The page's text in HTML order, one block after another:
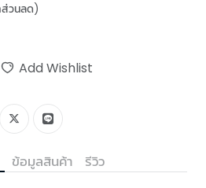
วนลด)
Add Wishlist
ข้อมูลสินค้า รีวิว